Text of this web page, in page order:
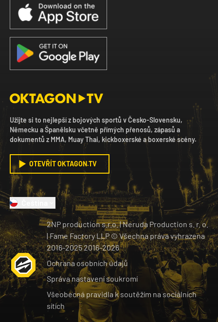
Užijte si to nejlepší z bojových sportů v Česko-Slovensku,
Německu a Španělsku včetně přímých přenosů, zápasů a
dokumentů z MMA, Muay Thai, kickboxerské a boxerské scény.
OTEVŘÍT OKTAGON.TV
2NP production s.r.o.|Neruda Production s. r. o.
| Fame Factory LLP © Všechna práva vyhrazena
2016-20252016-2026
Ochrana osobních údajů
Správa nastavení soukromí
Všeobecná pravidla k soutěžím na sociálních
sítích